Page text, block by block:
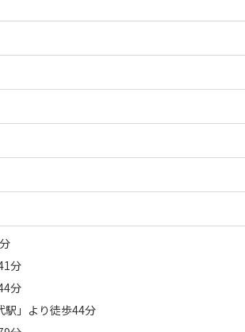
分
分
駅」より徒歩44分